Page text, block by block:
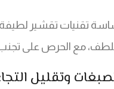
تقنيات تقشير
مع الحرص على
وتقليل